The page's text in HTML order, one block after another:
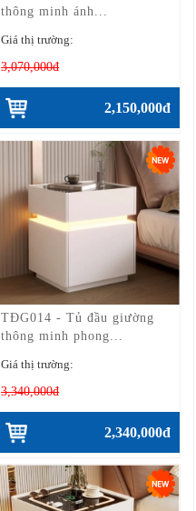
thông minh ánh...
Giá thị trường:
3,070,000đ
2,150,000đ
TĐG014 - Tủ đầu giường
thông minh phong...
Giá thị trường:
3,340,000đ
2,340,000đ